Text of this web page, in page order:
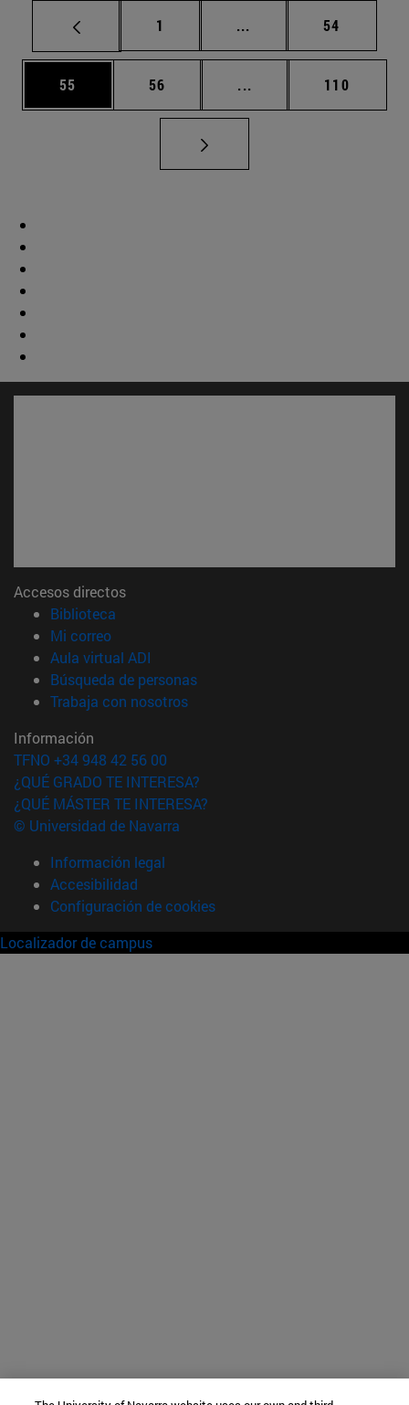
Página
1 ... Páginas intermedias
Página
54
Página
55 Página
56 ... Páginas intermedias
Página
110
Accesos directos
Biblioteca
Mi correo(abre en nueva ventana)
Aula virtual ADI
Búsqueda de personas(abre en nueva ventana)
Trabaja con nosotros(abre en nueva ventana)
Información
TFNO +34 948 42 56 00
¿QUÉ GRADO TE INTERESA?
¿QUÉ MÁSTER TE INTERESA?
© Universidad de Navarra
Información legal
Accesibilidad
Configuración de cookies
Localizador de campus